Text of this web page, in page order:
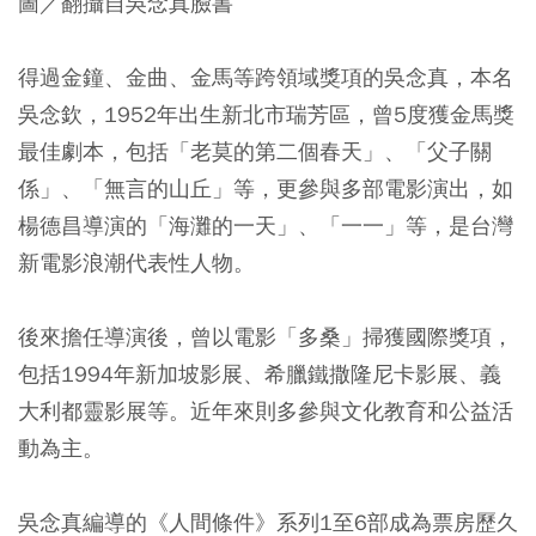
得過金鐘、金曲、金馬等跨領域獎項的吳念真，本名
吳念欽，1952年出生新北市瑞芳區，曾5度獲金馬獎
最佳劇本，包括「老莫的第二個春天」、「父子關
係」、「無言的山丘」等，更參與多部電影演出，如
楊德昌導演的「海灘的一天」、「一一」等，是台灣
新電影浪潮代表性人物。
後來擔任導演後，曾以電影「多桑」掃獲國際獎項，
包括1994年新加坡影展、希臘鐵撒隆尼卡影展、義
大利都靈影展等。近年來則多參與文化教育和公益活
動為主。
吳念真編導的《人間條件》系列1至6部成為票房歷久